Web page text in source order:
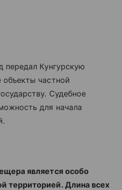
передал Кунгурскую
частной
Судебное
для начала
является особо
территорией. Длина всех